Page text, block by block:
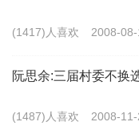
生产的核心资源。首
度：
(1417)人喜欢 2008-08-
阮思余:三届村委不换
(1487)人喜欢 2008-11-